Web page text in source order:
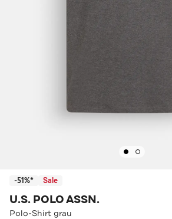
-51%* Sale
U.S. POLO ASSN.
Polo-Shirt grau